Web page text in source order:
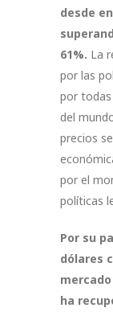
desde
61%. La
por las
por todas
del
precios
por el
políticas
Por su
dólares
ha